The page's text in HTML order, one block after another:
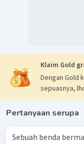
Klaim Gold
Dengan Gold
sepuasnya,
Pertanyaan serupa
Sebuah benda